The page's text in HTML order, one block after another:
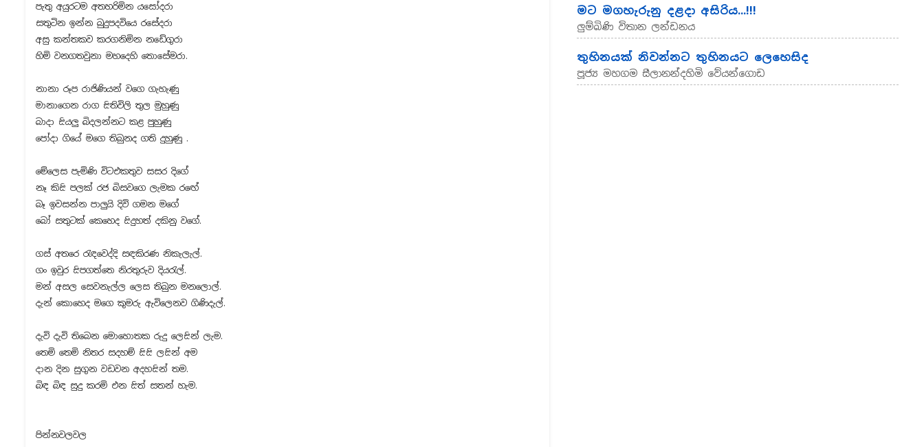
පැතු අයුරටම අතහරිමින යසෝදරා
සතුටින ඉන්න බුදුපදවියෙ රසේදරා
අසු කන්තකව කරගනිමින නඩේගුරා
හිමි වනගතවුනා මහදෙහි තොසේමරා.
නානා රූප රාජිණියන් වගෙ ගැහැණු
මානාගෙන රාග සිතිවිලි තුල මුහුණු
බාදා සියලු බිදලන්නට කළ පුහුණු
පෝදා ගියේ මගෙ තිබුනද ගති දුහුණු .
මේලෙස පැමිණි විටඑකතුව සසර දිගේ
නෑ කිසි පලක් රජ බිසවගෙ ලැමක රඟේ
බෑ ඉවසන්න පාලුයි දිවි ගමන මගේ
බෝ සතුටක් කෙහෙද සිදුහත් දකිනු වගේ.
ගස් අතරෙ රැඳවෙද්දි සඳකිරණ නිකැලැල්.
ගං ඉවුර සිපගත්තෙ නිරතුරුව දියරැල්.
මන් අසල සෙවනැල්ල ලෙස තිබුන මනලොල්.
දැන් කොහෙද මගෙ කුමරු ඇවිලෙනව ගිණිදැල්.
දැවි දැවි තිබෙන මොහොතක රුදු ලෙසින් ලැම.
තෙමි තෙමි නිතර සදහම් සිසි ලසින් අම
දාන දින සුගුන වඩවන අදහසින් තම.
බිඳ බිඳ සුදු කරමි එන සිත් සතන් හැම.
පින්නවලවල
මට මගහැරුනු දළදා අසිරිය...!!!
ලුම්බිණි විතාන ලන්ඩනය
තුහිනයක් නිවන්නට තුහිනයට ලෙහෙසිද
පූජ්‍ය මහගම සීලානන්දහිමි වේයන්ගොඩ